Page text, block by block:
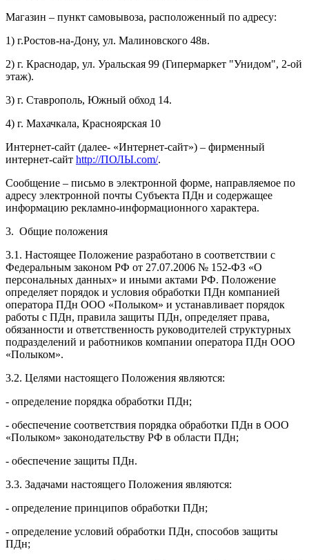
Магазин – пункт самовывоза, расположенный по адресу:
1) г.Ростов-на-Дону, ул. Малиновского 48в.
2) г. Краснодар, ул. Уральская 99 (Гипермаркет "Унидом", 2-ой
этаж).
3) г. Ставрополь, Южный обход 14.
4) г. Махачкала, Красноярская 10
Интернет-сайт (далее- «Интернет-сайт») – фирменный
интернет-сайт http://ПОЛЫ.com/.
Сообщение – письмо в электронной форме, направляемое по
адресу электронной почты Субъекта ПДн и содержащее
информацию рекламно-информационного характера.
3. Общие положения
3.1. Настоящее Положение разработано в соответствии с
Федеральным законом РФ от 27.07.2006 № 152-ФЗ «О
персональных данных» и иными актами РФ. Положение
определяет порядок и условия обработки ПДн компанией
оператора ПДн ООО «Полыком» и устанавливает порядок
работы с ПДн, правила защиты ПДн, определяет права,
обязанности и ответственность руководителей структурных
подразделений и работников компании оператора ПДн ООО
«Полыком».
3.2. Целями настоящего Положения являются:
- определение порядка обработки ПДн;
- обеспечение соответствия порядка обработки ПДн в ООО
«Полыком» законодательству РФ в области ПДн;
- обеспечение защиты ПДн.
3.3. Задачами настоящего Положения являются:
- определение принципов обработки ПДн;
- определение условий обработки ПДн, способов защиты
ПДн;